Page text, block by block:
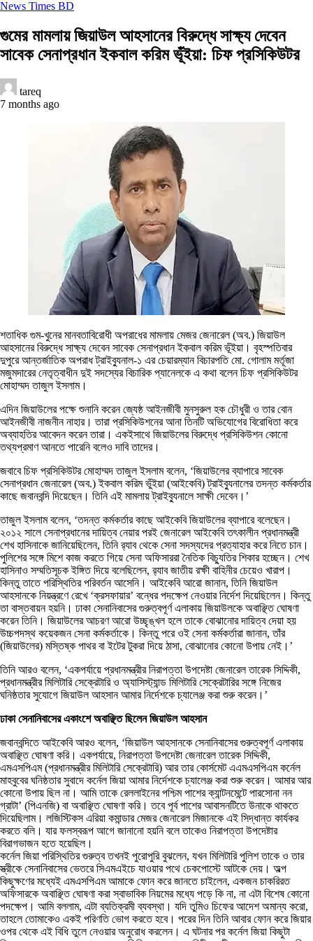
News Times BD
গুমের মামলায় জিয়াউল আহসানের বিরুদ্ধে সাক্ষ্য দেবেন
সাবেক সেনাপ্রধান ইকবাল করিম ভূঁইয়া: চিফ প্রসিকিউটর
tareq
7 months ago
শতাধিক গুম-খুনের মানবতাবিরোধী অপরাধের মামলায় মেজর জেনারেল (অব.) জিয়াউল
আহসানের বিরুদ্ধে সাক্ষ্য দেবেন সাবেক সেনাপ্রধান ইকবাল করিম ভূঁইয়া। বৃহস্পতিবার
দুপুরে আন্তর্জাতিক অপরাধ ট্রাইব্যুনাল-১ এর চেয়ারম্যান বিচারপতি মো. গোলাম মর্তূজা
মজুমদারের নেতৃত্বাধীন দুই সদস্যের বিচারিক প্যানেলকে এ কথা বলেন চিফ প্রসিকিউটর
মোহাম্মদ তাজুল ইসলাম।
এদিন জিয়াউলের পক্ষে শুনানি করেন জ্যেষ্ঠ আইনজীবী মুনসুরুল হক চৌধুরী ও তার বোন
আইনজীবী নাজনীন নাহার। তারা প্রসিকিউশনের আনা তিনটি অভিযোগের বিরোধিতা করে
অব্যাহতির আবেদন করেন তারা। একইসাথে জিয়াউলের বিরুদ্ধে প্রসিকিউশন কোনো
তথ্যপ্রমাণ আনতে পারেনি বলেও দাবি তাদের।
জবাবে চিফ প্রসিকিউটর মোহাম্মদ তাজুল ইসলাম বলেন, ‘জিয়াউলের ব্যাপারে সাবেক
সেনাপ্রধান জেনারেল (অব.) ইকবাল করিম ভুঁইয়া (আইকেবি) ট্রাইব্যুনালের তদন্ত কর্মকর্তার
কাছে জবানবন্দি দিয়েছেন। তিনি এই মামলায় ট্রাইব্যুনালে সাক্ষী দেবেন।’
তাজুল ইসলাম বলেন, ‘তদন্ত কর্মকর্তার কাছে আইকেবি জিয়াউলের ব্যাপারে বলেছেন।
২০১২ সালে সেনাপ্রধানের দায়িত্ব নেয়ার পরই জেনারেল আইকেবি তৎকালীন প্রধানমন্ত্রী
শেখ হাসিনাকে জানিয়েছিলেন, তিনি র‌্যাব থেকে সেনা সদস্যদের প্রত্যাহার করে নিতে চান।
পুলিশের সঙ্গে মিশে কাজ করতে গিয়ে সেনা অফিসাররা নৈতিক বিচ্যুতির শিকার হচ্ছেন। শেখ
হাসিনাও সম্মতিসূচক ইঙ্গিত দিয়ে বলেছিলেন, র‌্যাব জাতীয় রক্ষী বাহিনীর চেয়েও খারাপ।
কিন্তু তাতে পরিস্থিতির পরিবর্তন আসেনি। আইকেবি আরো জানান, তিনি জিয়াউল
আহসানকে নিয়ন্ত্রণে রেখে ‘ক্রসফায়ার’ বন্ধের পদক্ষেপ নেওয়ার নির্দেশ দিয়েছিলেন। কিন্তু
তা বাস্তবায়ন হয়নি। ঢাকা সেনানিবাসের গুরুত্বপূর্ণ এলাকায় জিয়াউলকে অবাঞ্ছিত ঘোষণা
করেন তিনি। জিয়াউলের আচরণ আরো উচ্ছৃঙ্খল হলে তাকে বোঝানোর দায়িত্ব দেয়া হয়
উচ্চপদস্থ কয়েকজন সেনা কর্মকর্তাকে। কিন্তু পরে ওই সেনা কর্মকর্তারা জানান, তাঁর
(জিয়াউলের) মস্তিষ্ক পাথর বা ইটের টুকরা দিয়ে ঠাসা, বোঝানোর কোনো উপায় নেই।’
তিনি আরও বলেন, ‘একপর্যায়ে প্রধানমন্ত্রীর নিরাপত্তা উপদেষ্টা জেনারেল তারেক সিদ্দিকী,
প্রধানমন্ত্রীর মিলিটারি সেক্রেটারি ও অ্যাসিস্ট্যান্ড মিলিটারি সেক্রেটারির সঙ্গে নিজের
ঘনিষ্ঠতার সুযোগে জিয়াউল আহসান আমার নির্দেশকে চ্যালেঞ্জ করা শুরু করেন।’
ঢাকা সেনানিবাসের একাংশে অবাঞ্ছিত ছিলেন জিয়াউল আহসান
জবানবন্দিতে আইকেবি আরও বলেন, ‘জিয়াউল আহসানকে সেনানিবাসের গুরুত্বপূর্ণ এলাকায়
অবাঞ্ছিত ঘোষণা করি। একপর্যায়ে, নিরাপত্তা উপদেষ্টা জেনারেল তারেক সিদ্দিকী,
এমএসপিএম (প্রধানমন্ত্রীর মিলিটারি সেক্রেটারি) আর তার কোর্সমেট এএমএসপিএম কর্নেল
মাহবুবের ঘনিষ্ঠতার সুবাদে কর্নেল জিয়া আমার নির্দেশকে চ্যালেঞ্জ করা শুরু করেন। আমার আর
কোনো উপায় ছিল না। আমি তাকে রেললাইনের পশ্চিম পাশের ক্যান্টনমেন্টে পারসোনা নন
গ্রাটা’ (পিএনজি) বা অবাঞ্ছিত ঘোষণা করি। তবে পূর্ব পাশের আবাসনটিতে উনাকে থাকতে
দিয়েছিলাম। লজিস্টিকস এরিয়া কমান্ডার মেজর জেনারেল মিজানকে এই সিদ্ধান্ত কার্যকর
করতে বলি। যার ফলস্বরূপ আগে জানানো হয়নি বলে তাকেও নিরাপত্তা উপদেষ্টার
বিরাগভাজন হতে হয়েছিল।
কর্নেল জিয়া পরিস্থিতির গুরুত্ব তখনই পুরোপুরি বুঝলেন, যখন মিলিটারি পুলিশ তাকে ও তার
স্ত্রীকে সেনানিবাসের ভেতরে সিএমএইচে যাওয়ার পথে চেকপোস্টে আটকে দেয়। অল্প
কিছুক্ষণের মধ্যেই এমএসপিএম আমাকে ফোন করে জানতে চাইলেন, একজন চাকরিরত
অফিসারকে অবাঞ্ছিত ঘোষণা করা স্বাভাবিক নিয়মের মধ্যে পড়ে কি না, না এটা বিশেষ কোনো
পদক্ষেপ। আমি বললাম, এটা ব্যতিক্রমী ব্যবস্থা। যদি তুমিও চিফের আদেশ অমান্য করো,
তাহলে তোমাকেও একই পরিণতি ভোগ করতে হবে। পরের দিন তিনি আবার ফোন করে জিয়ার
ওপর থেকে এই বিধি তুলে নেওয়ার অনুরোধ করলেন। এ ঘটনার পর কর্নেল জিয়া কিছুটা